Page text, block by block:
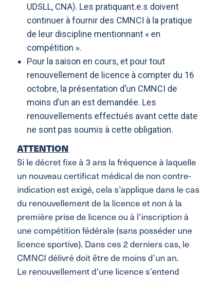
UDSLL, CNA). Les pratiquant.e.s doivent
continuer à fournir des CMNCI à la pratique
de leur discipline mentionnant « en
compétition ».
Pour la saison en cours, et pour tout
renouvellement de licence à compter du 16
octobre, la présentation d’un CMNCI de
moins d’un an est demandée. Les
renouvellements effectués avant cette date
ne sont pas soumis à cette obligation.
ATTENTION
Si le décret fixe à 3 ans la fréquence à laquelle
un nouveau certificat médical de non contre-
indication est exigé, cela s’applique dans le cas
du renouvellement de la licence et non à la
première prise de licence ou à l’inscription à
une compétition fédérale (sans posséder une
licence sportive). Dans ces 2 derniers cas, le
CMNCI délivré doit être de moins d’un an.
Le renouvellement d’une licence s’entend